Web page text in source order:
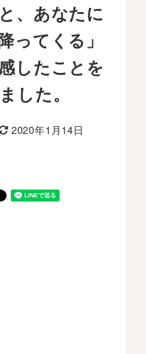
、あなたに
ってくる」
したことを
した。
新日
2020年1月14日